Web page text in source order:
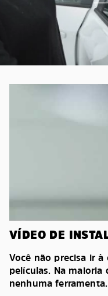
VÍDEO DE
Você não precisa ir
películas. Na maioria
nenhuma ferramenta.